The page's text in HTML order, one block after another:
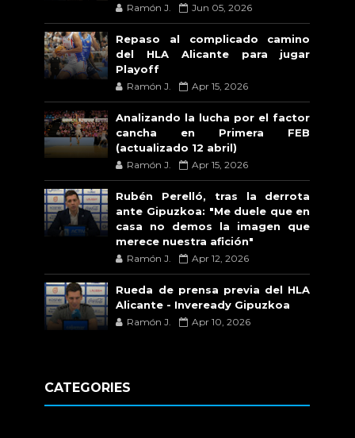
Ramón J. Jun 05, 2026
Repaso al complicado camino
del HLA Alicante para jugar
Playoff
Ramón J. Apr 15, 2026
Analizando la lucha por el factor
cancha en Primera FEB
(actualizado 12 abril)
Ramón J. Apr 15, 2026
Rubén Perelló, tras la derrota
ante Gipuzkoa: "Me duele que en
casa no demos la imagen que
merece nuestra afición"
Ramón J. Apr 12, 2026
Rueda de prensa previa del HLA
Alicante - Inveready Gipuzkoa
Ramón J. Apr 10, 2026
CATEGORIES